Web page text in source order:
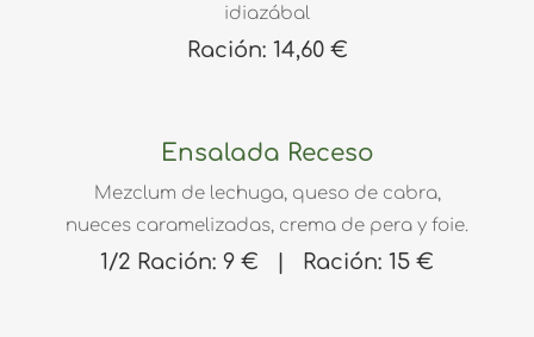
idiazábal
Ración: 14,60 €
Ensalada Receso
Mezclum de lechuga, queso de cabra,
nueces caramelizadas, crema de pera y foie.
1/2 Ración: 9 € | Ración: 15 €